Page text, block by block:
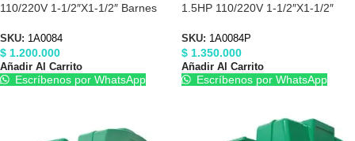
110/220V 1-1/2″X1-1/2″ Barnes
SKU: 1A0084
$ 1.200.000
Añadir Al Carrito
Escríbenos por WhatsApp
1.5HP 110/220V 1-1/2″X1-1/2″
SKU: 1A0084P
$ 1.350.000
Añadir Al Carrito
Escríbenos por WhatsApp